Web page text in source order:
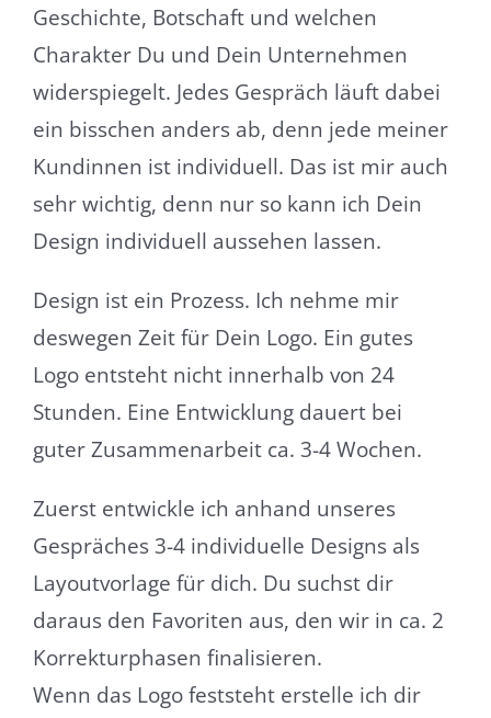
Geschichte, Botschaft und welchen
Charakter Du und Dein Unternehmen
widerspiegelt. Jedes Gespräch läuft dabei
ein bisschen anders ab, denn jede meiner
Kundinnen ist individuell. Das ist mir auch
sehr wichtig, denn nur so kann ich Dein
Design individuell aussehen lassen.
Design ist ein Prozess. Ich nehme mir
deswegen Zeit für Dein Logo. Ein gutes
Logo entsteht nicht innerhalb von 24
Stunden. Eine Entwicklung dauert bei
guter Zusammenarbeit ca. 3-4 Wochen.
Zuerst entwickle ich anhand unseres
Gespräches 3-4 individuelle Designs als
Layoutvorlage für dich. Du suchst dir
daraus den Favoriten aus, den wir in ca. 2
Korrekturphasen finalisieren.
Wenn das Logo feststeht erstelle ich dir